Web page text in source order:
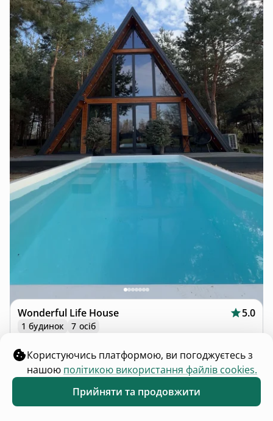
Wonderful Life House 5.0
1 будинок
7 осіб
від₴4 500доба
Користуючись платформою, ви погоджуєтесь з
нашою політикою використання файлів cookies.
Прийняти та продовжити
Каталог